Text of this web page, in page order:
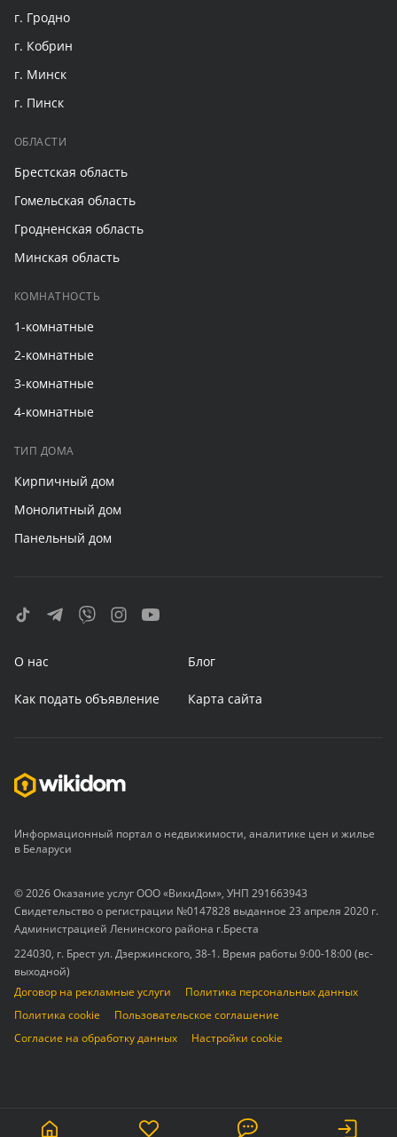
г. Гродно
г. Кобрин
г. Минск
г. Пинск
ОБЛАСТИ
Брестская область
Гомельская область
Гродненская область
Минская область
КОМНАТНОСТЬ
1-комнатные
2-комнатные
3-комнатные
4-комнатные
ТИП ДОМА
Кирпичный дом
Монолитный дом
Панельный дом
О нас Блог
Как подать объявление Карта сайта
Информационный портал о недвижимости, аналитике цен и жилье
в Беларуси
© 2026 Оказание услуг ООО «ВикиДом», УНП 291663943
Свидетельство о регистрации №0147828 выданное 23 апреля 2020 г.
Администрацией Ленинского района г.Бреста
224030, г. Брест ул. Дзержинского, 38-1. Время работы 9:00-18:00 (вс-
выходной)
Договор на рекламные услуги
Политика персональных данных
Политика cookie
Пользовательское соглашение
Согласие на обработку данных
Настройки cookie